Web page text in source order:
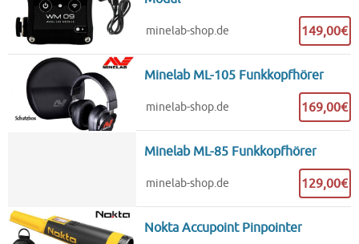
minelab-shop.de 149,00€
Minelab ML-105 Funkkopfhörer
minelab-shop.de 169,00€
Minelab ML-85 Funkkopfhörer
minelab-shop.de 129,00€
Nokta Accupoint Pinpointer